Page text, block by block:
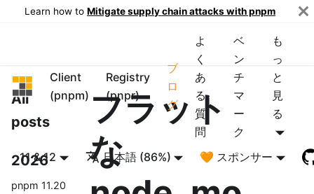
Learn how to Mitigate supply chain attacks with pnpm
pnpm
Client
(pnpm)
Registry
(pnpr)
ブ
ロ
グ
よ
く
あ
る
質
問
ベ
ン
チ
マ
ー
ク
も
っ
と
見
る
11 & 12 日本語 (86%) 🧡 スポンサー
All
posts
2026
pnpm 11.20
フラット
な